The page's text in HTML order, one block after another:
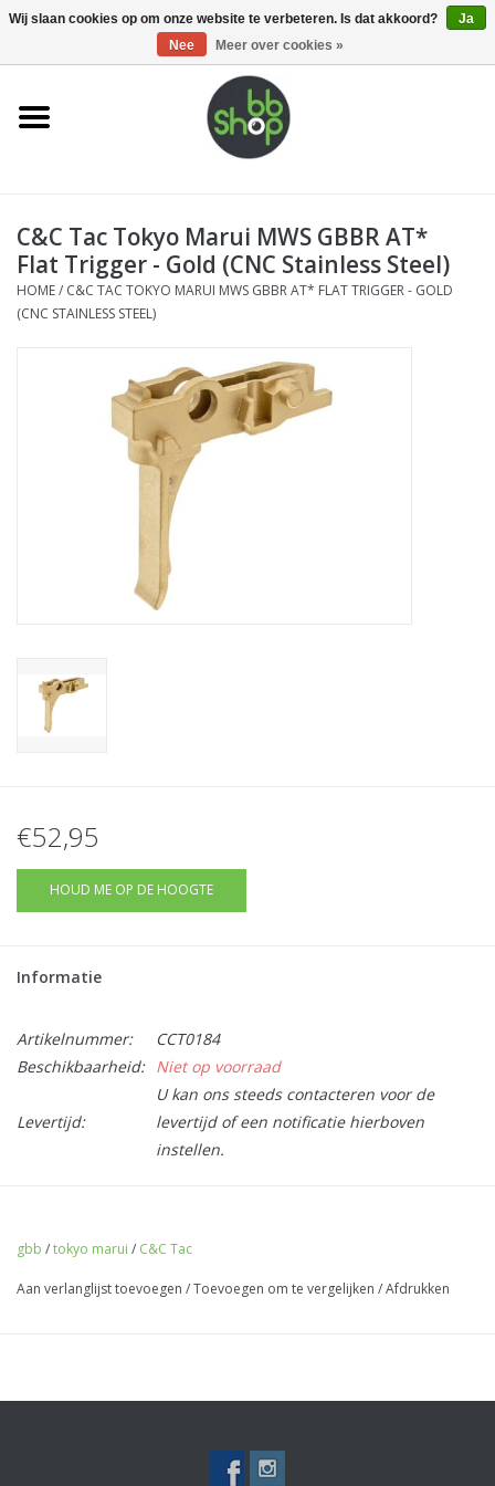
0 Artikelen - €0,00
Home
Supplies
Airsoft guns
UPGRADE PARTS
C&C Tac Tokyo Marui MWS GBBR AT*
Flat Trigger - Gold (CNC Stainless Steel)
HOME/ C&C TAC TOKYO MARUI MWS GBBR AT* FLAT TRIGGER - GOLD
(CNC STAINLESS STEEL)
€52,95
HOUD ME OP DE HOOGTE
Informatie
Artikelnummer:
CCT0184
Beschikbaarheid: Niet op voorraad
Levertijd:
U kan ons steeds contacteren voor de
levertijd of een notificatie hierboven
instellen.
Designed for the Tokyo Marui MWS M4 / AR-15 Series Gas
Airsoft Rifles
gbb /tokyo marui / C&C Tac
Aan verlanglijst toevoegen /Toevoegen om te vergelijken /Afdrukken
Wij slaan cookies op om onze website te verbeteren. Is dat akkoord?
Ja
Nee
Meer over cookies »